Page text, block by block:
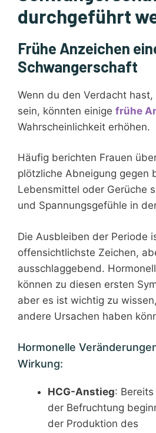
durchgeführt
Frühe Anzeichen
Schwangerschaft
Wenn du den Verdacht
sein, könnten einige frühe
Wahrscheinlichkeit erhöhen.
Häufig berichten Frauen
plötzliche Abneigung gegen
Lebensmittel oder Gerüche
und Spannungsgefühle in
Die Ausbleiben der Periode
offensichtlichste Zeichen,
ausschlaggebend.
können zu diesen ersten
aber es ist wichtig zu
andere Ursachen haben
Hormonelle
Wirkung:
HCG-Anstieg:
der Befruchtung
der Produktion des